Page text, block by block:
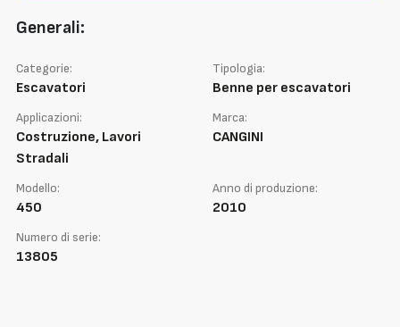
Generali:
Categorie:
Escavatori
Tipologia:
Benne per escavatori
Applicazioni:
Costruzione, Lavori
Stradali
Marca:
CANGINI
Modello:
450
Anno di produzione:
2010
Numero di serie:
13805